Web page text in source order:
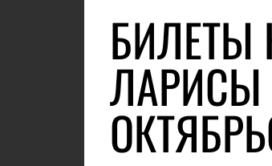
БИЛЕТЫ
ЛАРИСЫ